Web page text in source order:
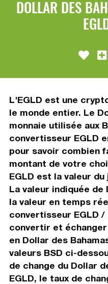
DOLLAR DES
L'EGLD est une
le monde entier. Le
monnaie utilisée aux
convertisseur EGLD
pour savoir combien
montant de votre
EGLD est la valeur
La valeur indiquée de
la valeur en temps
convertisseur EGLD /
convertir et
en Dollar des
valeurs BSD ci-
de change du Dollar
EGLD, le taux de